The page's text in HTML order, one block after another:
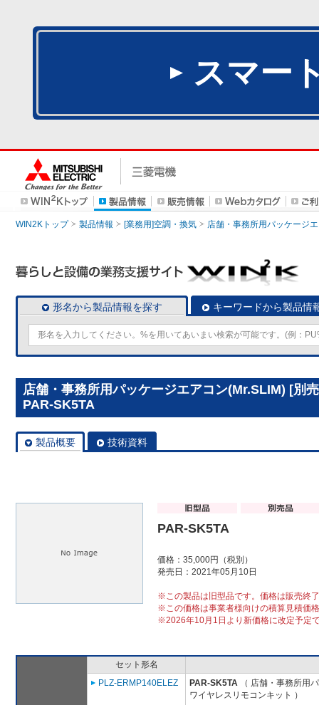
スマー
WIN2Kトップ 製品情報 [業務用]空調・換気 店舗・事務所用パッケージ
形名から製品情報を探す キーワードから製品情
店舗・事務所用パッケージエアコン(Mr.SLIM) [別
PAR-SK5TA
製品概要 技術資料
PAR-SK5TA
価格：35,000円（税別）
発売日：2021年05月10日
※この製品は旧型品です。価格は販売終
※この価格は事業者様向けの積算見積価
※2026年10月1日より新価格に改定予定
セット形名
PLZ-ERMP140ELEZ
PAR-SK5TA （ 店舗・事務所用
ワイヤレスリモコンキット ）